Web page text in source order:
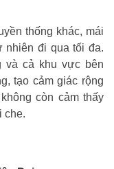
thống khác, mái
nhiên đi qua tối đa.
và cả khu vực bên
tạo cảm giác rộng
còn cảm thấy
che.